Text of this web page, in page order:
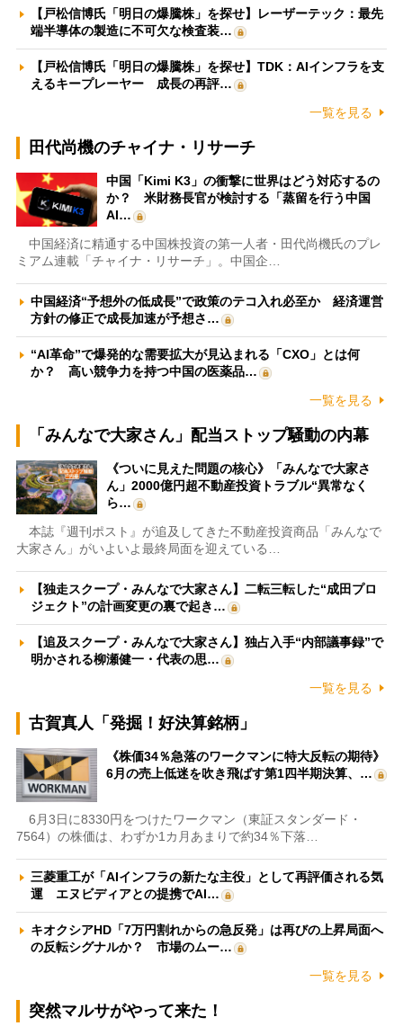
【戸松信博氏「明日の爆騰株」を探せ】レーザーテック：最先
端半導体の製造に不可欠な検査装…
【戸松信博氏「明日の爆騰株」を探せ】TDK：AIインフラを支
えるキープレーヤー 成長の再評…
一覧を見る
田代尚機のチャイナ・リサーチ
中国「Kimi K3」の衝撃に世界はどう対応するの
か？ 米財務長官が検討する「蒸留を行う中国
AI…
中国経済に精通する中国株投資の第一人者・田代尚機氏のプレ
ミアム連載「チャイナ・リサーチ」。中国企…
中国経済“予想外の低成長”で政策のテコ入れ必至か 経済運営
方針の修正で成長加速が予想さ…
“AI革命”で爆発的な需要拡大が見込まれる「CXO」とは何
か？ 高い競争力を持つ中国の医薬品…
一覧を見る
「みんなで大家さん」配当ストップ騒動の内幕
《ついに見えた問題の核心》「みんなで大家さ
ん」2000億円超不動産投資トラブル“異常なく
ら…
本誌『週刊ポスト』が追及してきた不動産投資商品「みんなで
大家さん」がいよいよ最終局面を迎えている…
【独走スクープ・みんなで大家さん】二転三転した“成田プロ
ジェクト”の計画変更の裏で起き…
【追及スクープ・みんなで大家さん】独占入手“内部議事録”で
明かされる柳瀬健一・代表の思…
一覧を見る
古賀真人「発掘！好決算銘柄」
《株価34％急落のワークマンに特大反転の期待》
6月の売上低迷を吹き飛ばす第1四半期決算、…
6月3日に8330円をつけたワークマン（東証スタンダード・
7564）の株価は、わずか1カ月あまりで約34％下落…
三菱重工が「AIインフラの新たな主役」として再評価される気
運 エヌビディアとの提携でAI…
キオクシアHD「7万円割れからの急反発」は再びの上昇局面へ
の反転シグナルか？ 市場のムー…
一覧を見る
突然マルサがやって来た！